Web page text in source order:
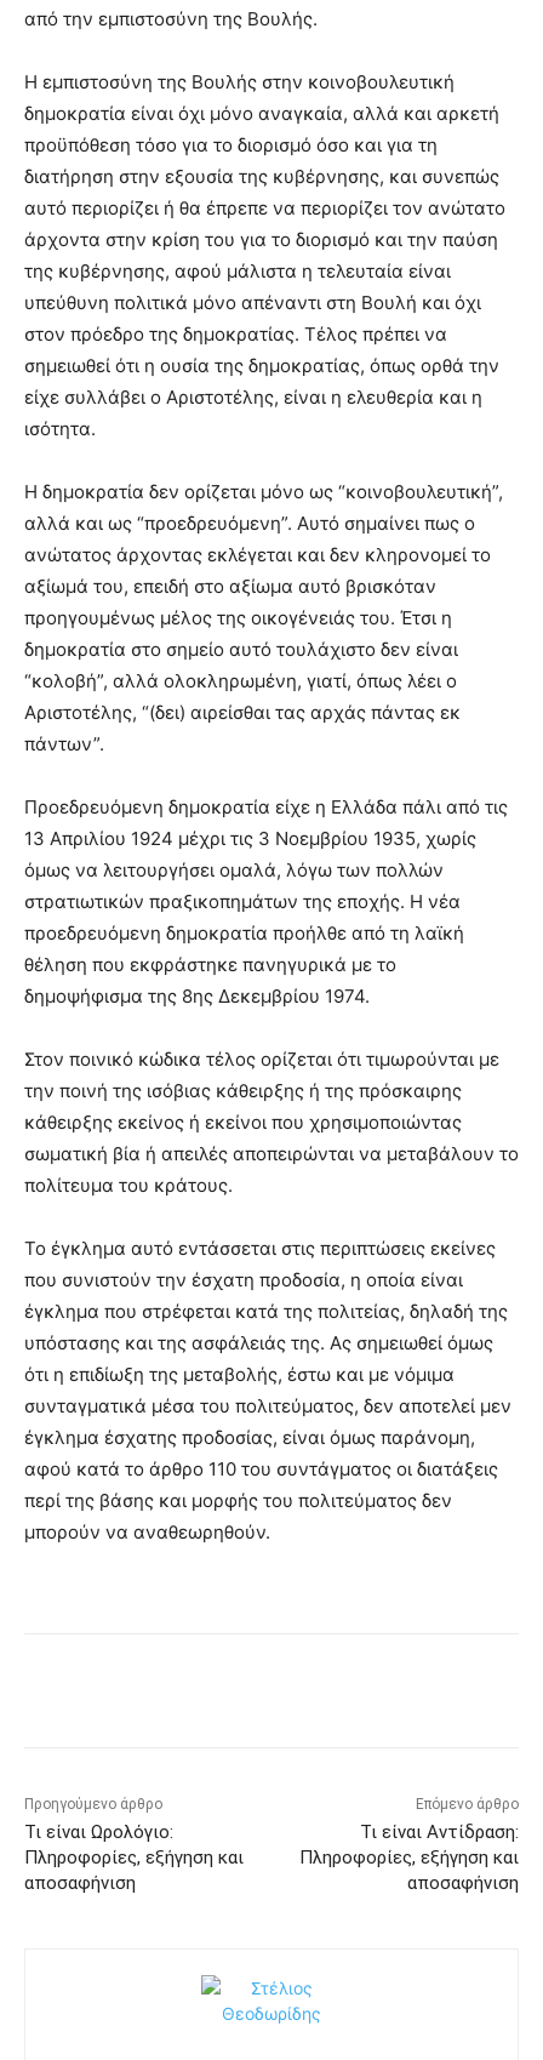
από την εμπιστοσύνη της Βουλής.
Η εμπιστοσύνη της Βουλής στην κοινοβουλευτική
δημοκρατία είναι όχι μόνο αναγκαία, αλλά και αρκετή
προϋπόθεση τόσο για το διορισμό όσο και για τη
διατήρηση στην εξουσία της κυβέρνησης, και συνεπώς
αυτό περιορίζει ή θα έπρεπε να περιορίζει τον ανώτατο
άρχοντα στην κρίση του για το διορισμό και την παύση
της κυβέρνησης, αφού μάλιστα η τελευταία είναι
υπεύθυνη πολιτικά μόνο απέναντι στη Βουλή και όχι
στον πρόεδρο της δημοκρατίας. Τέλος πρέπει να
σημειωθεί ότι η ουσία της δημοκρατίας, όπως ορθά την
είχε συλλάβει ο Αριστοτέλης, είναι η ελευθερία και η
ισότητα.
Η δημοκρατία δεν ορίζεται μόνο ως “κοινοβουλευτική”,
αλλά και ως “προεδρευόμενη”. Αυτό σημαίνει πως ο
ανώτατος άρχοντας εκλέγεται και δεν κληρονομεί το
αξίωμά του, επειδή στο αξίωμα αυτό βρισκόταν
προηγουμένως μέλος της οικογένειάς του. Έτσι η
δημοκρατία στο σημείο αυτό τουλάχιστο δεν είναι
“κολοβή”, αλλά ολοκληρωμένη, γιατί, όπως λέει ο
Αριστοτέλης, “(δει) αιρείσθαι τας αρχάς πάντας εκ
πάντων”.
Προεδρευόμενη δημοκρατία είχε η Ελλάδα πάλι από τις
13 Απριλίου 1924 μέχρι τις 3 Νοεμβρίου 1935, χωρίς
όμως να λειτουργήσει ομαλά, λόγω των πολλών
στρατιωτικών πραξικοπημάτων της εποχής. Η νέα
προεδρευόμενη δημοκρατία προήλθε από τη λαϊκή
θέληση που εκφράστηκε πανηγυρικά με το
δημοψήφισμα της 8ης Δεκεμβρίου 1974.
Στον ποινικό κώδικα τέλος ορίζεται ότι τιμωρούνται με
την ποινή της ισόβιας κάθειρξης ή της πρόσκαιρης
κάθειρξης εκείνος ή εκείνοι που χρησιμοποιώντας
σωματική βία ή απειλές αποπειρώνται να μεταβάλουν το
πολίτευμα του κράτους.
Το έγκλημα αυτό εντάσσεται στις περιπτώσεις εκείνες
που συνιστούν την έσχατη προδοσία, η οποία είναι
έγκλημα που στρέφεται κατά της πολιτείας, δηλαδή της
υπόστασης και της ασφάλειάς της. Ας σημειωθεί όμως
ότι η επιδίωξη της μεταβολής, έστω και με νόμιμα
συνταγματικά μέσα του πολιτεύματος, δεν αποτελεί μεν
έγκλημα έσχατης προδοσίας, είναι όμως παράνομη,
αφού κατά το άρθρο 110 του συντάγματος οι διατάξεις
περί της βάσης και μορφής του πολιτεύματος δεν
μπορούν να αναθεωρηθούν.
Προηγούμενο άρθρο
Τι είναι Ωρολόγιο:
Πληροφορίες, εξήγηση και
αποσαφήνιση
Επόμενο άρθρο
Τι είναι Αντίδραση:
Πληροφορίες, εξήγηση και
αποσαφήνιση